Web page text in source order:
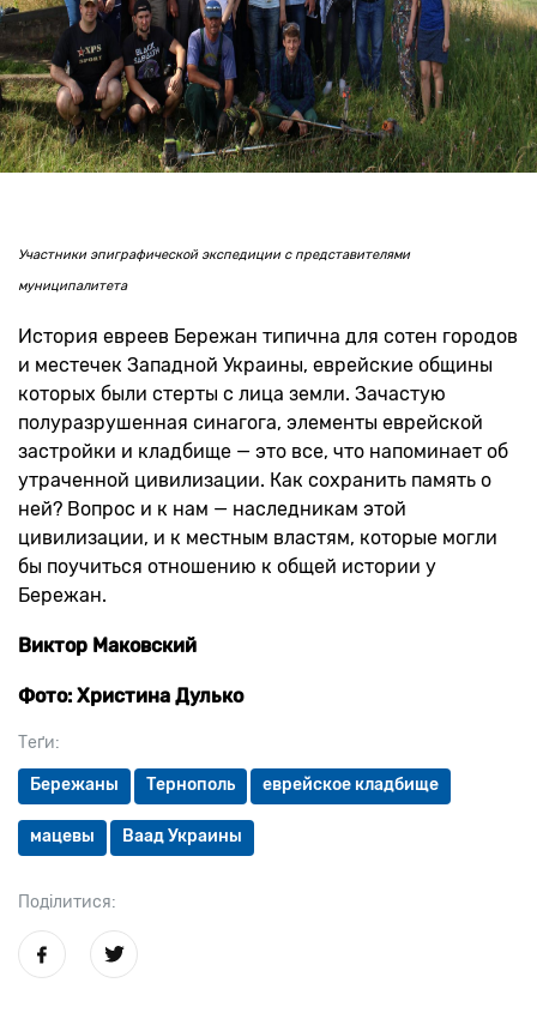
Теґи:
Бережаны Тернополь еврейское кладбище
мацевы Ваад Украины
Поділитися:
Участники эпиграфической экспедиции с представителями
муниципалитета
История евреев Бережан типична для сотен городов
и местечек Западной Украины, еврейские общины
которых были стерты с лица земли. Зачастую
полуразрушенная синагога, элементы еврейской
застройки и кладбище — это все, что напоминает об
утраченной цивилизации. Как сохранить память о
ней? Вопрос и к нам — наследникам этой
цивилизации, и к местным властям, которые могли
бы поучиться отношению к общей истории у
Бережан.
Виктор Маковский
Фото: Христина Дулько